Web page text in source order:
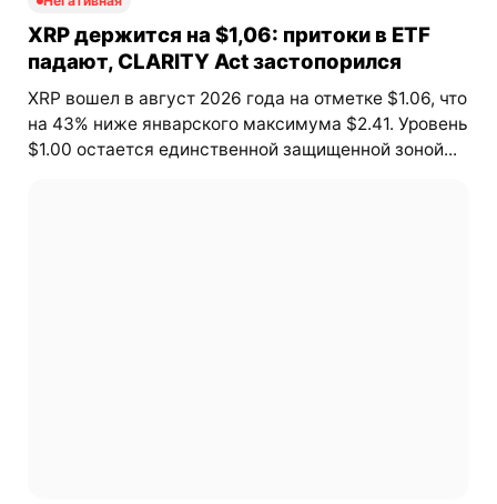
XRP держится на $1,06: притоки в ETF
падают, CLARITY Act застопорился
XRP вошел в август 2026 года на отметке $1.06, что
на 43% ниже январского максимума $2.41. Уровень
$1.00 остается единственной защищенной зоной...